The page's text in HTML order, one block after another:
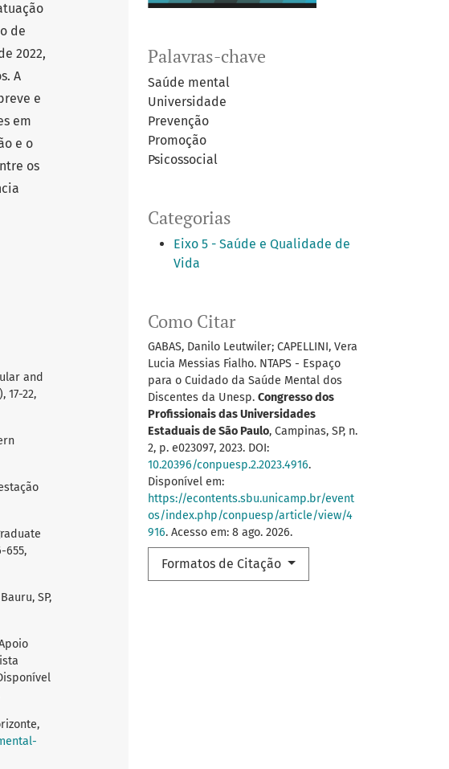
Palavras-chave
Saúde mental
Universidade
Prevenção
Promoção
Psicossocial
Categorias
Eixo 5 - Saúde e Qualidade de
Vida
Como Citar
GABAS, Danilo Leutwiler; CAPELLINI, Vera
Lucia Messias Fialho. NTAPS - Espaço
para o Cuidado da Saúde Mental dos
Discentes da Unesp. Congresso dos
Profissionais das Universidades
Estaduais de São Paulo, Campinas, SP, n.
2, p. e023097, 2023. DOI:
10.20396/conpuesp.2.2023.4916.
Disponível em:
https://econtents.sbu.unicamp.br/event
os/index.php/conpuesp/article/view/4
916. Acesso em: 8 ago. 2026.
Formatos de Citação
de
2022,
A
e
em
e o
os
and
17-22,
655,
SP,